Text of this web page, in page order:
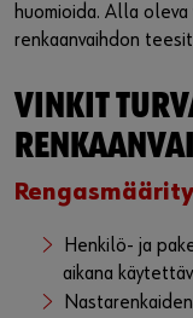
huomioida. Alla
renkaanvaihdon
VINKIT
Henkilö- ja
aikana